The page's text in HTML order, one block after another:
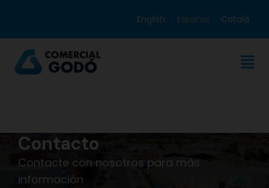
English Español Català
Contacto
Contacte con nosotros para más
información